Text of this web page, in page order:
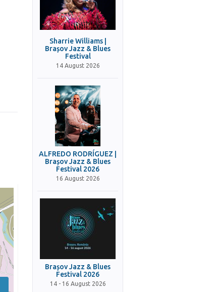
Sharrie Williams |
Brașov Jazz & Blues
Festival
14 August 2026
ALFREDO RODRÍGUEZ |
Brașov Jazz & Blues
Festival 2026
16 August 2026
Brașov Jazz & Blues
Festival 2026
14 - 16 August 2026